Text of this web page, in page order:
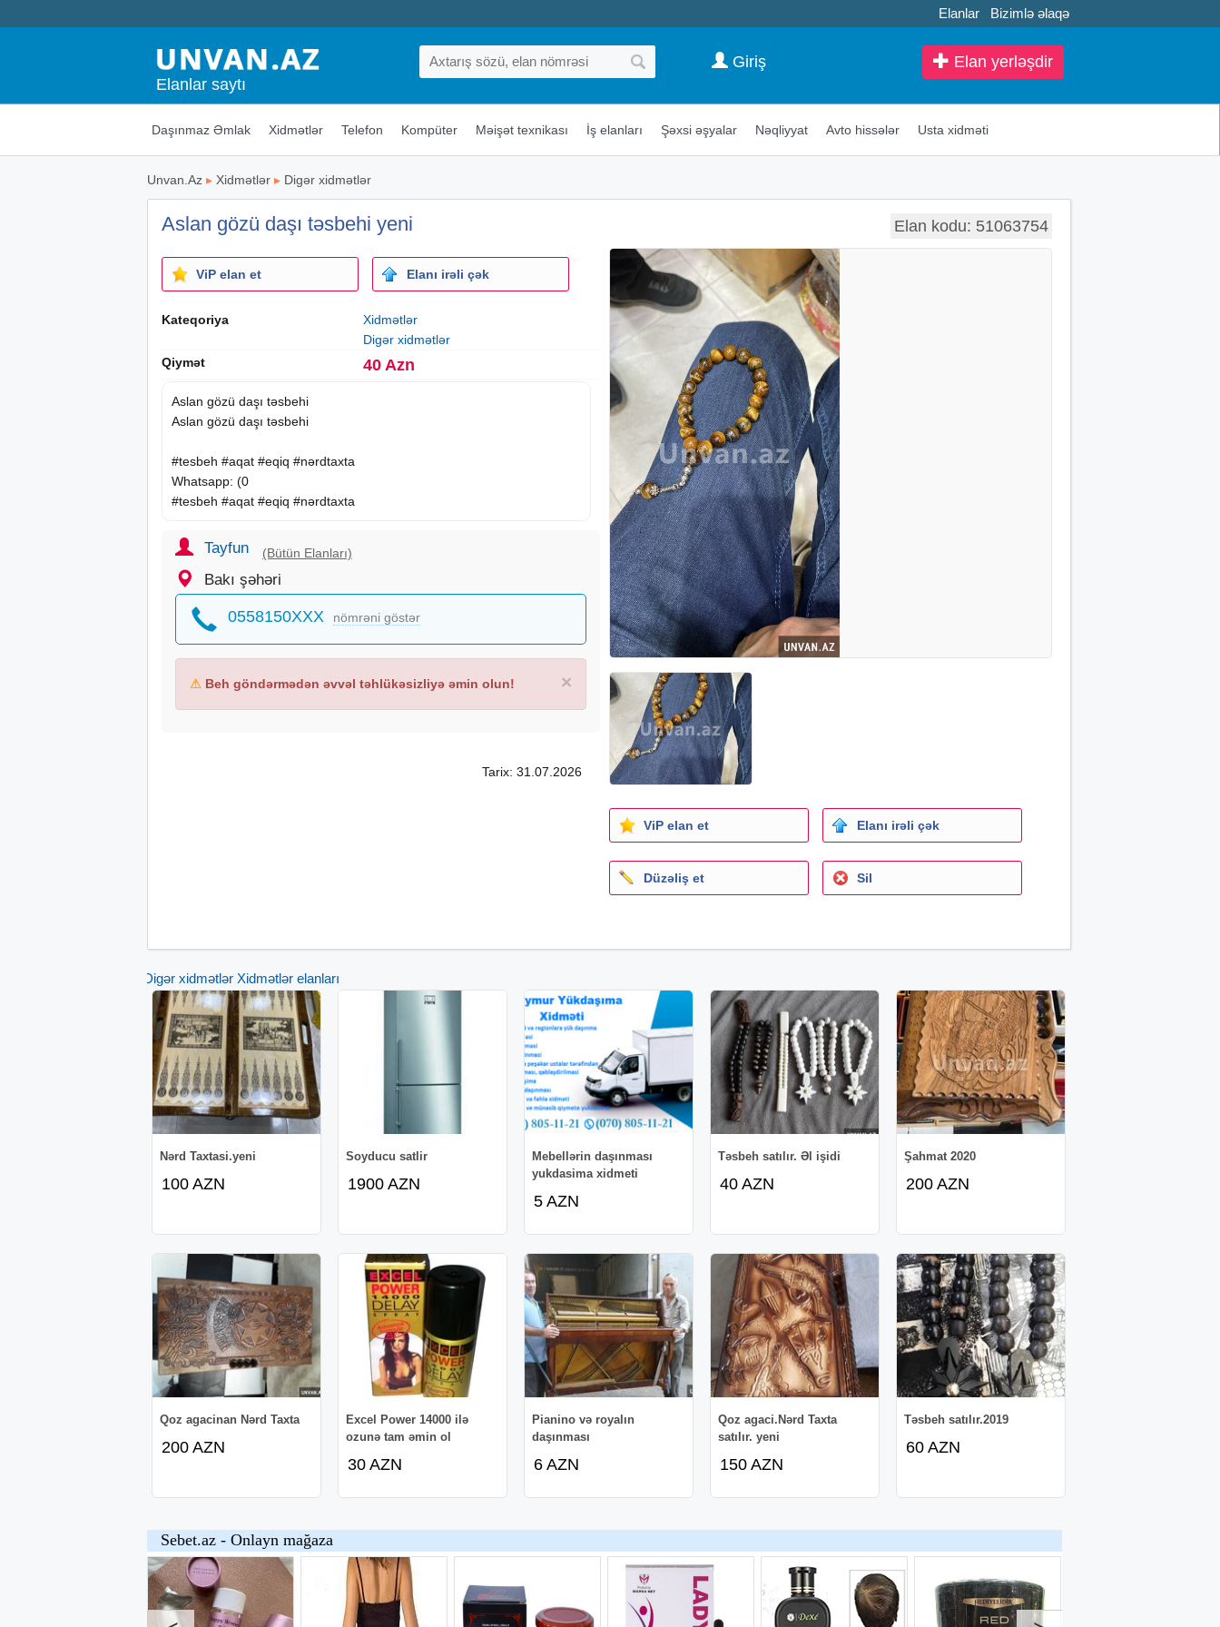
Elanlar Bizimlə əlaqə
Elanlar saytı
Elan yerləşdir
Giriş
Daşınmaz Əmlak Xidmətlər Telefon Kompüter Məişət texnikası İş elanları Şəxsi əşyalar Nəqliyyat Avto hissələr Usta xidməti
Unvan.Az ▸ Xidmətlər ▸ Digər xidmətlər
Aslan gözü daşı təsbehi yeni Elan kodu: 51063754
ViP elan et Elanı irəli çək
Kateqoriya
Xidmətlər
Digər xidmətlər
Qiymət
40 Azn
Aslan gözü daşı təsbehi
Aslan gözü daşı təsbehi
#tesbeh #aqat #eqiq #nərdtaxta
Whatsapp: (0
#tesbeh #aqat #eqiq #nərdtaxta
Tayfun (Bütün Elanları)
Bakı şəhəri
0558150XXX nömrəni göstər
×
⚠ Beh göndərmədən əvvəl təhlükəsizliyə əmin olun!
Tarix: 31.07.2026
ViP elan et Elanı irəli çək
Düzəliş et Sil
Digər xidmətlər Xidmətlər elanları
Nərd Taxtasi.yeni
100 AZN
Soyducu satlir
1900 AZN
Mebellərin daşınması
yukdasima xidmeti
5 AZN
Təsbeh satılır. Əl işidi
40 AZN
Şahmat 2020
200 AZN
Qoz agacinan Nərd Taxta
200 AZN
Excel Power 14000 ilə
ozunə tam əmin ol
30 AZN
Pianino və royalın
daşınması
6 AZN
Qoz agaci.Nərd Taxta
satılır. yeni
150 AZN
Təsbeh satılır.2019
60 AZN